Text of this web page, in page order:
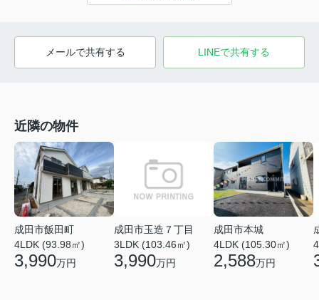
メールで共有する LINEで共有する
近隣の物件
成田市飯田町
4LDK (93.98㎡)
3,990万円
成田市玉造７丁目
3LDK (103.46㎡)
3,990万円
成田市本城
4LDK (105.30㎡)
2,588万円